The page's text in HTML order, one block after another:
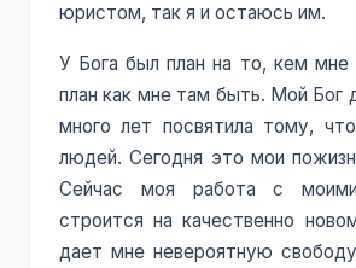
юристом, так я и остаюсь им.
У Бога был план на то, кем мне
план как мне там быть. Мой Бог
много лет посвятила тому,
людей. Сегодня это мои
Сейчас моя работа с моими
строится на качественно
дает мне невероятную